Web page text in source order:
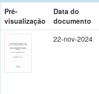
Pré-
visualização
Data do
documento
22-nov-2024